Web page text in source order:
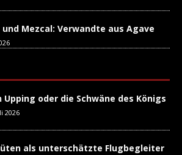
Mezcal: Verwandte aus Agave
Upping oder die Schwäne des Königs
2026
als unterschätzte Flugbegleiter